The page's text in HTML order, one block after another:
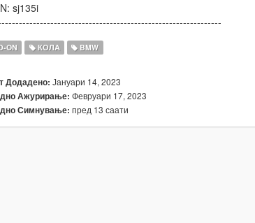
sj135i
ON КОЛА BMW
Додадено: Јануари 14, 2023
Ажурирање: Февруари 17, 2023
Симнување: пред 13 саати